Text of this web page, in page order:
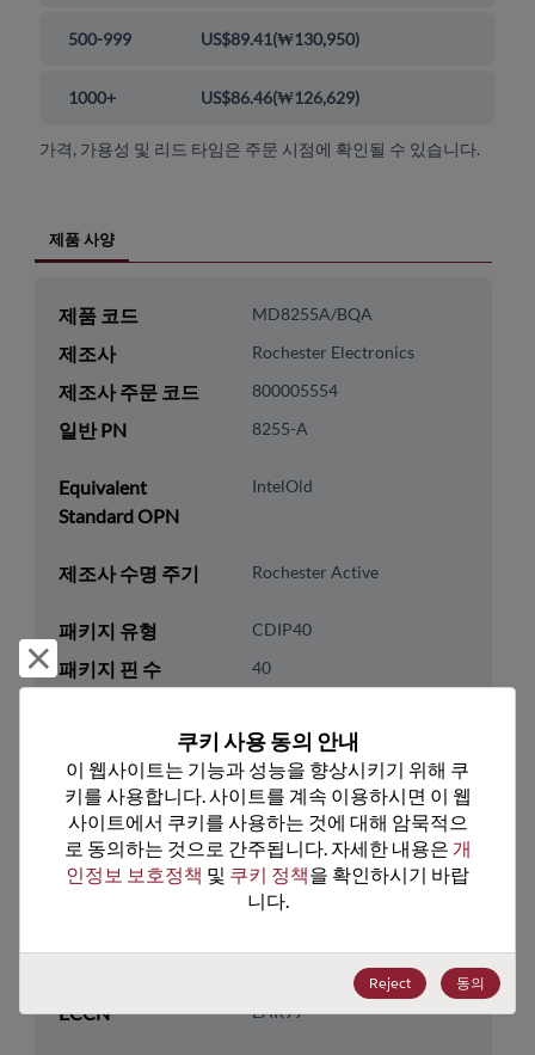
500-999 US$89.41(₩130,950)
1000+ US$86.46(₩126,629)
가격, 가용성 및 리드 타임은 주문 시점에 확인될 수 있습니다.
제품 사양
제품 코드 MD8255A/BQA
제조사 Rochester Electronics
제조사 주문 코드 800005554
일반 PN 8255-A
Equivalent
Standard OPN
IntelOld
제조사 수명 주기 Rochester Active
패키지 유형 CDIP40
패키지 핀 수 40
No
패키지 유형 Tube
패키지 수량 9
기술 카테고리 Processor & Peripheral
Peripheral
8542.39.0070
ECCN EAR99
거부 및 닫기
쿠키 사용 동의 안내
이 웹사이트는 기능과 성능을 향상시키기 위해 쿠
키를 사용합니다. 사이트를 계속 이용하시면 이 웹
사이트에서 쿠키를 사용하는 것에 대해 암묵적으
로 동의하는 것으로 간주됩니다. 자세한 내용은 개
인정보 보호정책 및 쿠키 정책을 확인하시기 바랍
니다.
Reject 동의